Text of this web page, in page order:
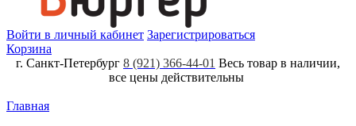
Войти в личный кабинет Зарегистрироваться
Корзина
г. Санкт-Петербург 8 (921) 366-44-01 Весь товар в наличии,
все цены действительны
Главная